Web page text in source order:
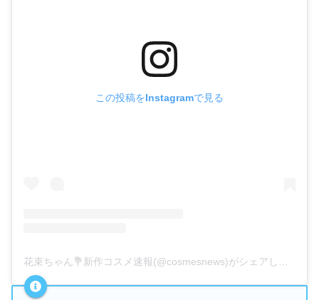
この投稿をInstagramで見る
花束ちゃん💐新作コスメ速報(@cosmesnews)がシェアした投稿